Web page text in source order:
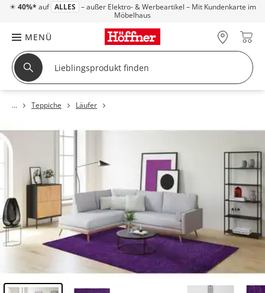
☀ 40%* auf ALLES – außer Elektro- & Werbeartikel – Mit Kundenkarte im
Möbelhaus
MENÜ
Teppiche Läufer